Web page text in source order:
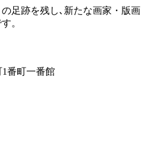
足跡を残し､新たな画家・版画
。
1番町一番館